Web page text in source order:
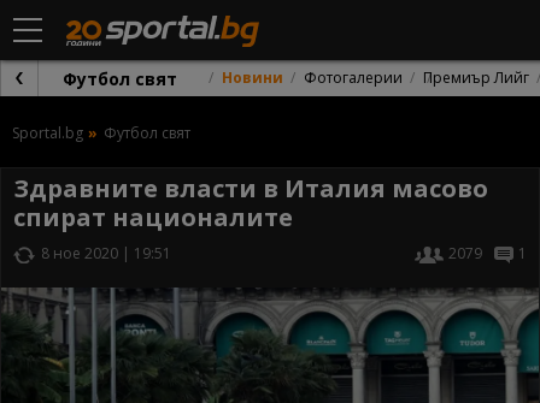
Футбол свят Новини Фотогалерии Премиър Лийг
Sportal.bg Футбол свят
Здравните власти в Италия масово
спират националите
8 ное 2020 | 19:51 2079 1